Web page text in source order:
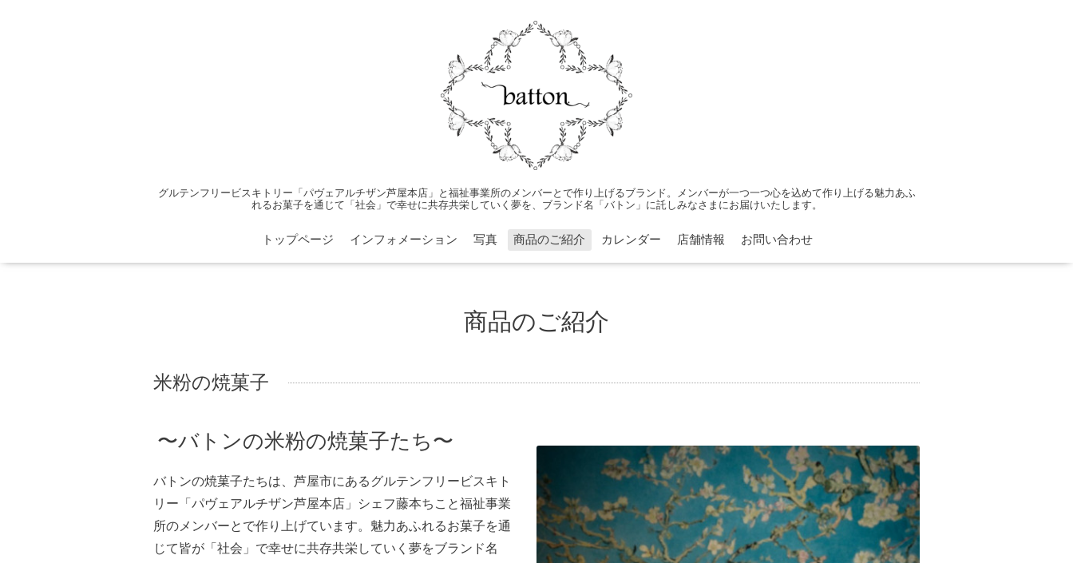
グルテンフリービスキトリー「パヴェアルチザン芦屋本店」と福祉事業所のメンバーとで作り上げるブランド。メンバーが一つ一つ心を込めて作り上げる魅力あふ
れるお菓子を通じて「社会」で幸せに共存共栄していく夢を、ブランド名「バトン」に託しみなさまにお届けいたします。
トップページ インフォメーション 写真 商品のご紹介 カレンダー 店舗情報 お問い合わせ
商品のご紹介
米粉の焼菓子
〜バトンの米粉の焼菓子たち〜
バトンの焼菓子たちは、芦屋市にあるグルテンフリービスキト
リー「パヴェアルチザン芦屋本店」シェフ藤本ちこと福祉事業
所のメンバーとで作り上げています。魅力あふれるお菓子を通
じて皆が「社会」で幸せに共存共栄していく夢をブランド名